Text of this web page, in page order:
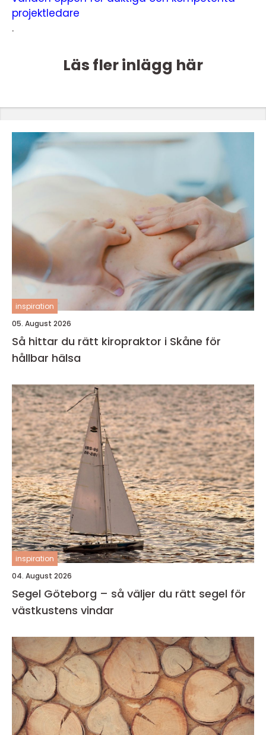
projektledare
.
Läs fler inlägg här
inspiration
05. August 2026
Så hittar du rätt kiropraktor i Skåne för
hållbar hälsa
inspiration
04. August 2026
Segel Göteborg – så väljer du rätt segel för
västkustens vindar